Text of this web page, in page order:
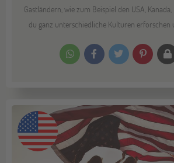
Gastländern, wie zum Beispiel den USA,
du ganz unterschiedliche Kulturen erforschen